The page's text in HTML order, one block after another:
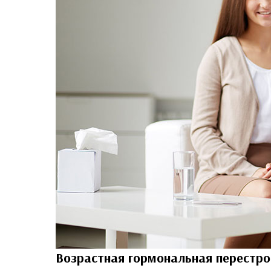
Возрастная гормональная